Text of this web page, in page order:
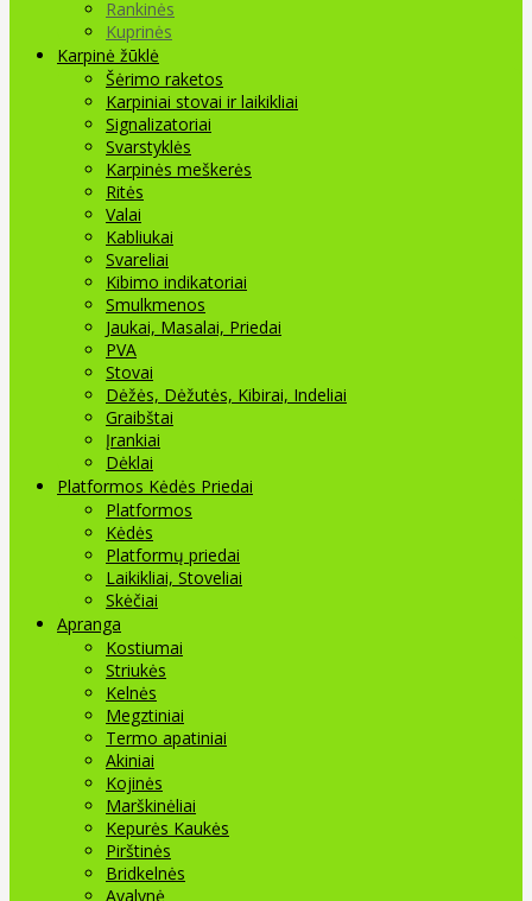
Rankinės
Kuprinės
Karpinė žūklė
Šėrimo raketos
Karpiniai stovai ir laikikliai
Signalizatoriai
Svarstyklės
Karpinės meškerės
Ritės
Valai
Kabliukai
Svareliai
Kibimo indikatoriai
Smulkmenos
Jaukai, Masalai, Priedai
PVA
Stovai
Dėžės, Dėžutės, Kibirai, Indeliai
Graibštai
Įrankiai
Dėklai
Platformos Kėdės Priedai
Platformos
Kėdės
Platformų priedai
Laikikliai, Stoveliai
Skėčiai
Apranga
Kostiumai
Striukės
Kelnės
Megztiniai
Termo apatiniai
Akiniai
Kojinės
Marškinėliai
Kepurės Kaukės
Pirštinės
Bridkelnės
Avalynė